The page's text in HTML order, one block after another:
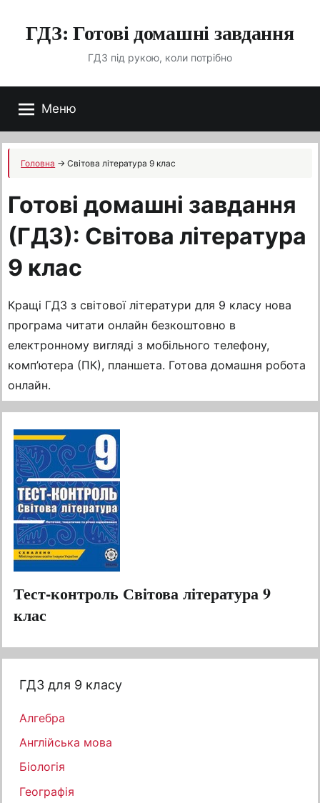
ГДЗ: Готові домашні завдання
ГДЗ під рукою, коли потрібно
Меню
Головна →Світова література 9 клас
Готові домашні завдання
(ГДЗ): Світова література
9 клас
Кращі ГДЗ з світової літератури для 9 класу нова
програма читати онлайн безкоштовно в
електронному вигляді з мобільного телефону,
комп’ютера (ПК), планшета. Готова домашня робота
онлайн.
Тест-контроль Світова література 9
клас
ГДЗ для 9 класу
Алгебра
Англійська мова
Біологія
Географія